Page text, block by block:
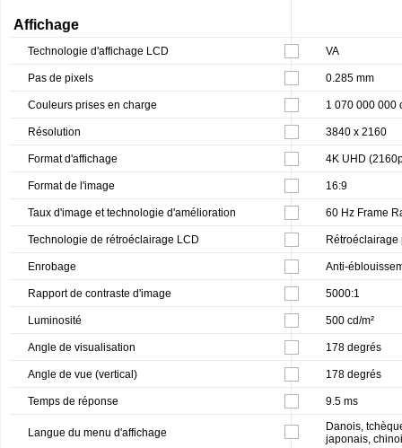
Affichage
Technologie d'affichage LCD VA
Pas de pixels 0.285 mm
Couleurs prises en charge 1 070 000 000
Résolution 3840 x 2160
Format d'affichage 4K UHD
Format de l'image 16:9
Taux d'image et technologie d'amélioration 60 Hz Frame
Technologie de rétroéclairage LCD Rétroéclairage
Enrobage Anti-
Rapport de contraste d'image 5000:1
Luminosité 500 cd/m²
Angle de visualisation 178 degrés
Angle de vue (vertical) 178 degrés
Temps de réponse 9.5 ms
Langue du menu d'affichage
Danois,
japonais,